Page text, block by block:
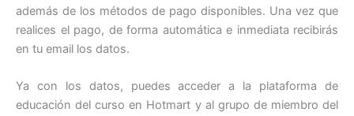
además de los métodos de pago disponibles. Una vez que
realices el pago, de forma automática e inmediata recibirás
en tu email los datos.
Ya con los datos, puedes acceder a la plataforma de
educación del curso en Hotmart y al grupo de miembro del